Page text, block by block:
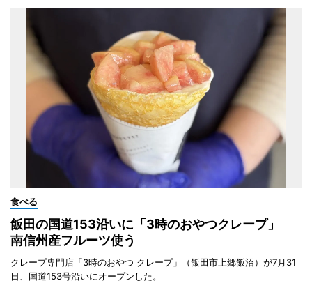
食べる
飯田の国道153沿いに「3時のおやつクレープ」
南信州産フルーツ使う
クレープ専門店「3時のおやつ クレープ」（飯田市上郷飯沼）が7月31
日、国道153号沿いにオープンした。